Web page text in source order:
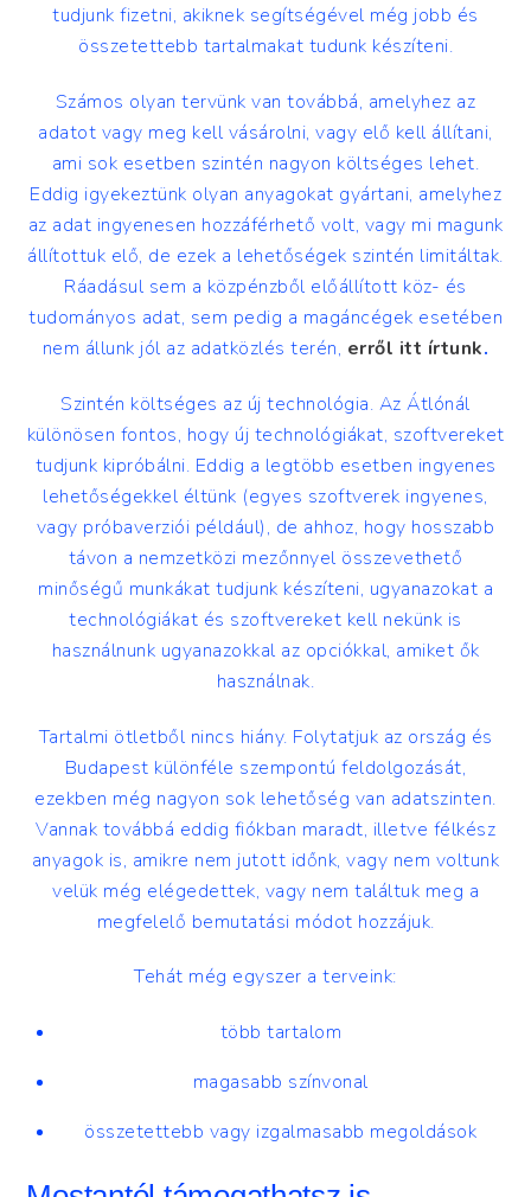
tudjunk fizetni, akiknek segítségével még jobb és
összetettebb tartalmakat tudunk készíteni.
Számos olyan tervünk van továbbá, amelyhez az
adatot vagy meg kell vásárolni, vagy elő kell állítani,
ami sok esetben szintén nagyon költséges lehet.
Eddig igyekeztünk olyan anyagokat gyártani, amelyhez
az adat ingyenesen hozzáférhető volt, vagy mi magunk
állítottuk elő, de ezek a lehetőségek szintén limitáltak.
Ráadásul sem a közpénzből előállított köz- és
tudományos adat, sem pedig a magáncégek esetében
nem állunk jól az adatközlés terén, erről itt írtunk.
Szintén költséges az új technológia. Az Átlónál
különösen fontos, hogy új technológiákat, szoftvereket
tudjunk kipróbálni. Eddig a legtöbb esetben ingyenes
lehetőségekkel éltünk (egyes szoftverek ingyenes,
vagy próbaverziói például), de ahhoz, hogy hosszabb
távon a nemzetközi mezőnnyel összevethető
minőségű munkákat tudjunk készíteni, ugyanazokat a
technológiákat és szoftvereket kell nekünk is
használnunk ugyanazokkal az opciókkal, amiket ők
használnak.
Tartalmi ötletből nincs hiány. Folytatjuk az ország és
Budapest különféle szempontú feldolgozását,
ezekben még nagyon sok lehetőség van adatszinten.
Vannak továbbá eddig fiókban maradt, illetve félkész
anyagok is, amikre nem jutott időnk, vagy nem voltunk
velük még elégedettek, vagy nem találtuk meg a
megfelelő bemutatási módot hozzájuk.
Tehát még egyszer a terveink:
több tartalom
magasabb színvonal
összetettebb vagy izgalmasabb megoldások